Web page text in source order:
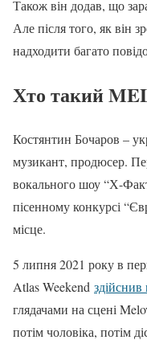
Також він додав, що
Але після того, як він
надходити багато
Хто такий
Костянтин Бочаров –
музикант, продюсер.
вокального шоу “Х-
пісенному конкурсі
місце.
5 липня 2021 року в
Atlas Weekend здійснив
глядачами на сцені
потім чоловіка, потім